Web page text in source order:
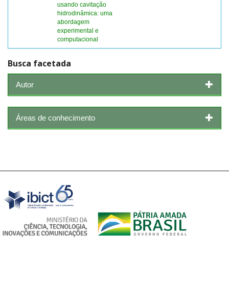
usando cavitação
hidrodinâmica: uma
abordagem
experimental e
computacional
Busca facetada
Autor
Áreas de conhecimento